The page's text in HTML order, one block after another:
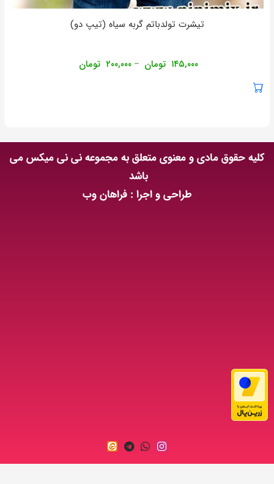
تیشرت تولدباتم گربه سیاه (تیپ دو)
۱۴۵,۰۰۰ تومان – ۲۰۰,۰۰۰ تومان
کلیه حقوق مادی و معنوی متعلق به مجموعه نی نی میکس می
باشد
طراحی و اجرا : فراهان وب